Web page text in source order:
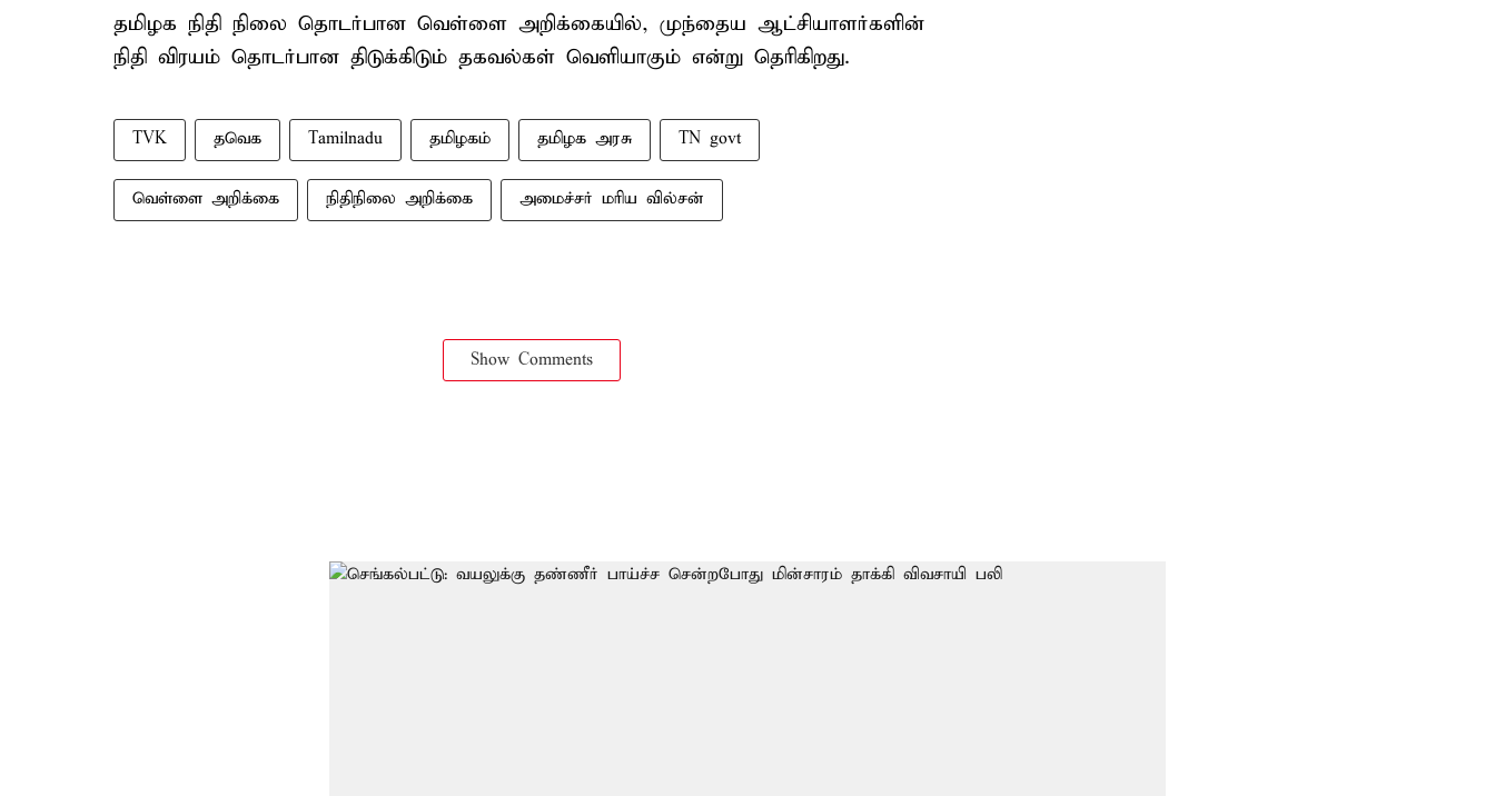
தமிழக நிதி நிலை தொடர்பான வெள்ளை அறிக்கையில், முந்தைய ஆட்சியாளர்களின்
நிதி விரயம் தொடர்பான திடுக்கிடும் தகவல்கள் வெளியாகும் என்று தெரிகிறது.
TVK தவெக Tamilnadu தமிழகம் தமிழக அரசு TN govt
வெள்ளை அறிக்கை நிதிநிலை அறிக்கை அமைச்சர் மரிய வில்சன்
Show Comments